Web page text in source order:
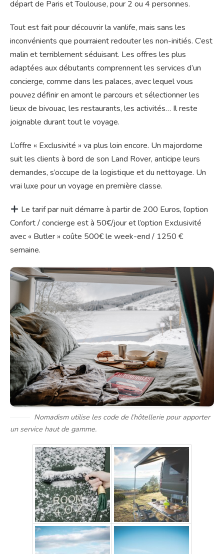
départ de Paris et Toulouse, pour 2 ou 4 personnes.
Tout est fait pour découvrir la vanlife, mais sans les
inconvénients que pourraient redouter les non-initiés. C’est
malin et terriblement séduisant. Les offres les plus
adaptées aux débutants comprennent les services d’un
concierge, comme dans les palaces, avec lequel vous
pouvez définir en amont le parcours et sélectionner les
lieux de bivouac, les restaurants, les activités… Il reste
joignable durant tout le voyage.
L’offre « Exclusivité » va plus loin encore. Un majordome
suit les clients à bord de son Land Rover, anticipe leurs
demandes, s’occupe de la logistique et du nettoyage. Un
vrai luxe pour un voyage en première classe.
Le tarif par nuit démarre à partir de 200 Euros, l’option
Confort / concierge est à 50€/jour et l’option Exclusivité
avec « Butler » coûte 500€ le week-end / 1250 €
semaine.
Nomadism utilise les code de l’hôtellerie pour apporter
un service haut de gamme.